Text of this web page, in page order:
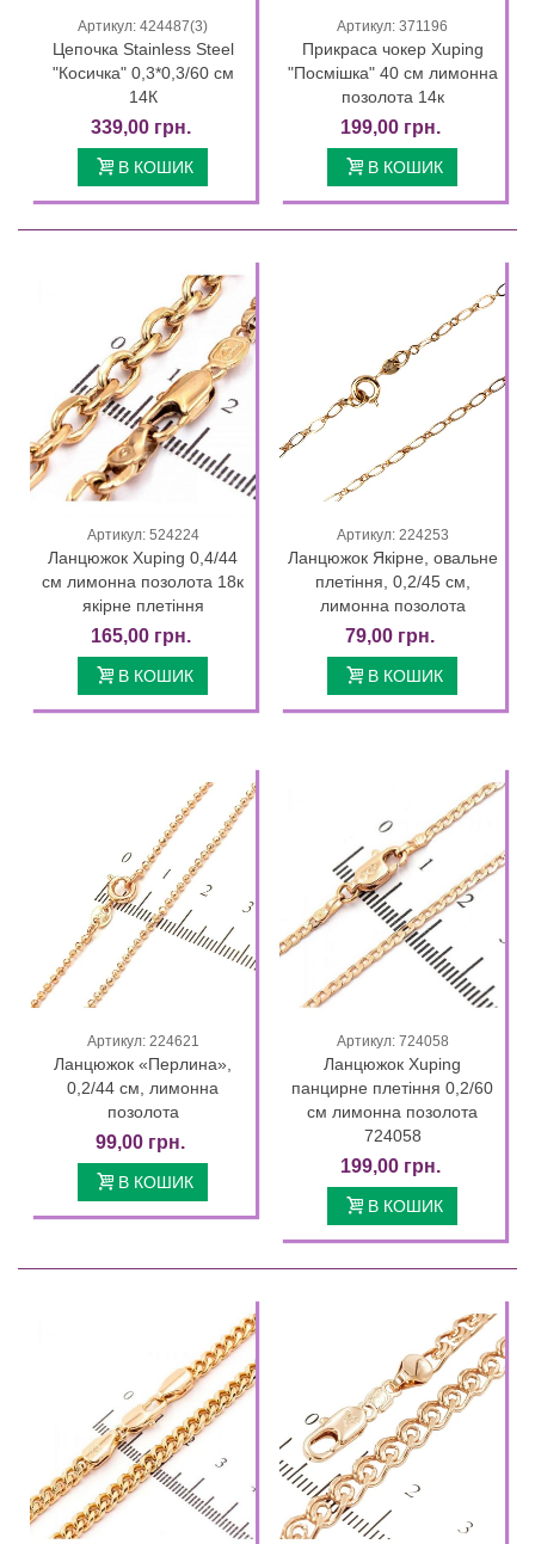
Артикул: 424487(3)
Цепочка Stainless Steel
"Косичка" 0,3*0,3/60 см
14К
339,00 грн.
В КОШИК
Артикул: 371196
Прикраса чокер Xuping
"Посмішка" 40 см лимонна
позолота 14к
199,00 грн.
В КОШИК
Артикул: 524224
Ланцюжок Xuping 0,4/44
см лимонна позолота 18к
якірне плетіння
165,00 грн.
В КОШИК
Артикул: 224253
Ланцюжок Якірне, овальне
плетіння, 0,2/45 см,
лимонна позолота
79,00 грн.
В КОШИК
Артикул: 224621
Ланцюжок «Перлина»,
0,2/44 см, лимонна
позолота
99,00 грн.
В КОШИК
Артикул: 724058
Ланцюжок Xuping
панцирне плетіння 0,2/60
см лимонна позолота
724058
199,00 грн.
В КОШИК